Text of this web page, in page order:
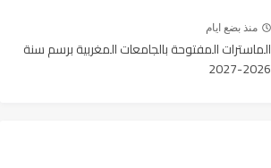
منذ بضع ايام
الماسترات المفتوحة بالجامعات المغربية برسم سنة
2026-2027